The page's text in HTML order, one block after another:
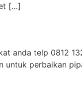
[…]
anda telp 0812
untuk perbaikan